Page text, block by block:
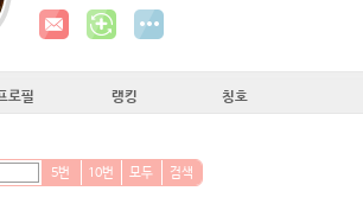
로필 랭킹 칭호
5번 10번 모두 검색